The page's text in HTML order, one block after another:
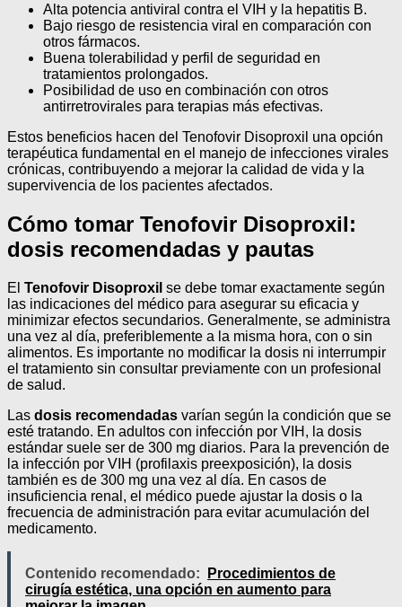
Alta potencia antiviral contra el VIH y la hepatitis B.
Bajo riesgo de resistencia viral en comparación con
otros fármacos.
Buena tolerabilidad y perfil de seguridad en
tratamientos prolongados.
Posibilidad de uso en combinación con otros
antirretrovirales para terapias más efectivas.
Estos beneficios hacen del Tenofovir Disoproxil una opción
terapéutica fundamental en el manejo de infecciones virales
crónicas, contribuyendo a mejorar la calidad de vida y la
supervivencia de los pacientes afectados.
Cómo tomar Tenofovir Disoproxil:
dosis recomendadas y pautas
El Tenofovir Disoproxil se debe tomar exactamente según
las indicaciones del médico para asegurar su eficacia y
minimizar efectos secundarios. Generalmente, se administra
una vez al día, preferiblemente a la misma hora, con o sin
alimentos. Es importante no modificar la dosis ni interrumpir
el tratamiento sin consultar previamente con un profesional
de salud.
Las dosis recomendadas varían según la condición que se
esté tratando. En adultos con infección por VIH, la dosis
estándar suele ser de 300 mg diarios. Para la prevención de
la infección por VIH (profilaxis preexposición), la dosis
también es de 300 mg una vez al día. En casos de
insuficiencia renal, el médico puede ajustar la dosis o la
frecuencia de administración para evitar acumulación del
medicamento.
Contenido recomendado:
Procedimientos de
cirugía estética, una opción en aumento para